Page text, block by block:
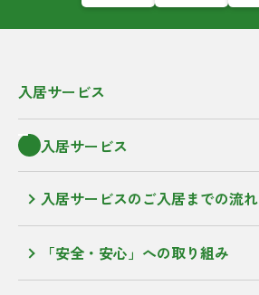
入居サービス
入居サービス
入居サービスのご入居までの流れ
「安全・安心」への取り組み